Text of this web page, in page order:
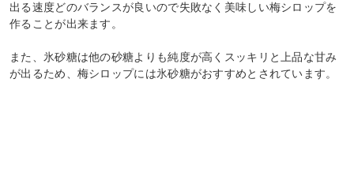
出る速度どのバランスが良いので失敗なく美味しい梅シロップを
作ることが出来ます。
また、氷砂糖は他の砂糖よりも純度が高くスッキリと上品な甘み
が出るため、梅シロップには氷砂糖がおすすめとされています。